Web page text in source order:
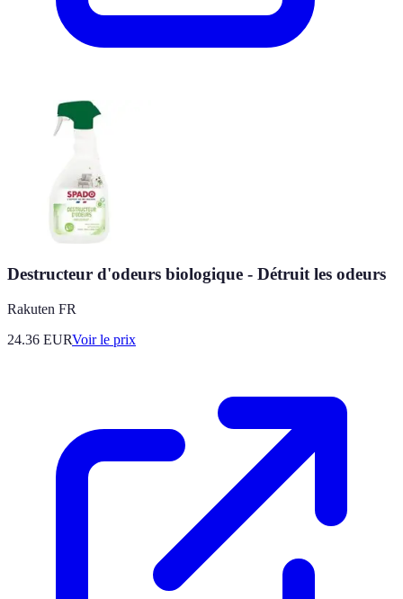
Destructeur d'odeurs biologique - Détruit les odeurs
Rakuten FR
24.36 EURVoir le prix